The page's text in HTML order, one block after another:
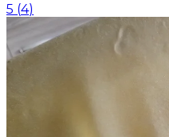
5 (4)